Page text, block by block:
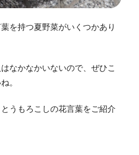
を持つ夏野菜がいくつかあり
なかなかいないので、ぜひこ
。
うもろこしの花言葉をご紹介